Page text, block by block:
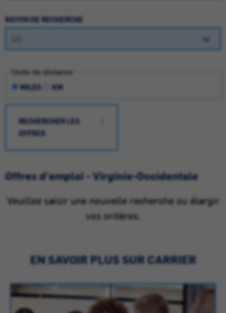
RAYON DE RECHERCHE
Unite de distance
MILES KM
RECHERCHER LES
OFFRES
Offres d'emploi - Virginie-Occidentale
Veuillez saisir une nouvelle recherche ou élargir
vos critères.
EN SAVOIR PLUS SUR CARRIER